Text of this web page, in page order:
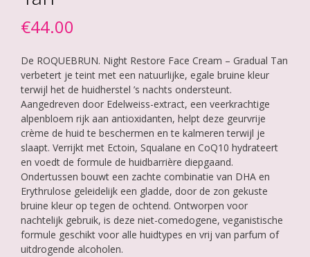
€44.00
De ROQUEBRUN. Night Restore Face Cream – Gradual Tan
verbetert je teint met een natuurlijke, egale bruine kleur
terwijl het de huidherstel ’s nachts ondersteunt.
Aangedreven door Edelweiss-extract, een veerkrachtige
alpenbloem rijk aan antioxidanten, helpt deze geurvrije
crème de huid te beschermen en te kalmeren terwijl je
slaapt. Verrijkt met Ectoin, Squalane en CoQ10 hydrateert
en voedt de formule de huidbarrière diepgaand.
Ondertussen bouwt een zachte combinatie van DHA en
Erythrulose geleidelijk een gladde, door de zon gekuste
bruine kleur op tegen de ochtend. Ontworpen voor
nachtelijk gebruik, is deze niet-comedogene, veganistische
formule geschikt voor alle huidtypes en vrij van parfum of
uitdrogende alcoholen.